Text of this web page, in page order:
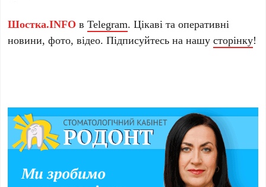
Шостка.INFO вTelegram. Цікаві та оперативні
новини, фото, відео. Підписуйтесь на нашусторінку!